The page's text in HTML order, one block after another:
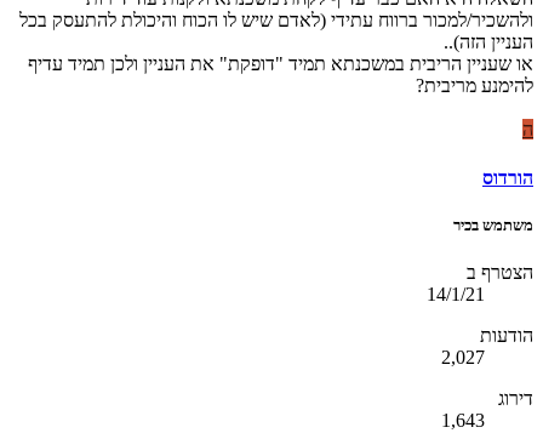
ולהשכיר/למכור ברווח עתידי (לאדם שיש לו הכוח והיכולת להתעסק בכל
העניין הזה)..
או שעניין הריבית במשכנתא תמיד "דופקת" את העניין ולכן תמיד עדיף
להימנע מריבית?
ה
הורדוס
משתמש בכיר
הצטרף ב
14/1/21
הודעות
2,027
דירוג
1,643